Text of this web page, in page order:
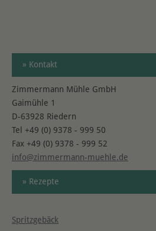
» Kontakt
Zimmermann Mühle GmbH
Gaimühle 1
D-63928 Riedern
Tel +49 (0) 9378 - 999 50
Fax +49 (0) 9378 - 999 52
info@zimmermann-muehle.de
» Rezepte
Spritzgebäck